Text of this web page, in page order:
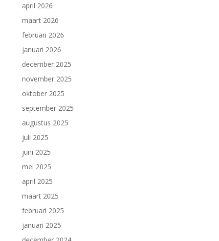
april 2026
maart 2026
februari 2026
januari 2026
december 2025
november 2025
oktober 2025
september 2025
augustus 2025
juli 2025
juni 2025
mei 2025
april 2025
maart 2025
februari 2025
januari 2025